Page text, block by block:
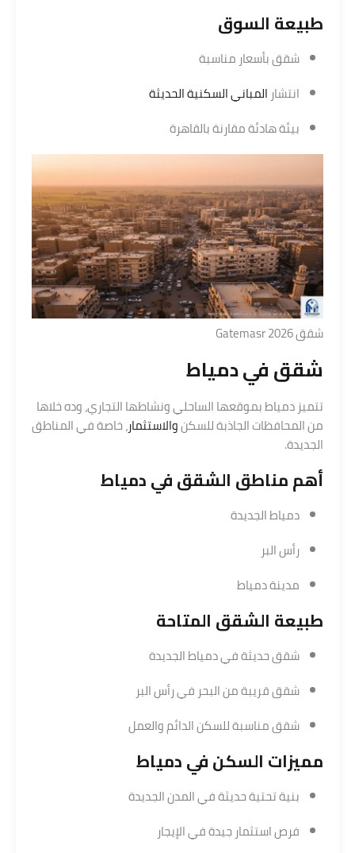
طبيعة السوق
شقق بأسعار مناسبة
انتشار المباني السكنية الحديثة
بيئة هادئة مقارنة بالقاهرة
شقق Gatemasr 2026
شقق في دمياط
تتميز دمياط بموقعها الساحلي ونشاطها التجاري، وده خلاها
من المحافظات الجاذبة للسكنوالاستثمار، خاصة في المناطق
الجديدة.
أهم مناطق الشقق في دمياط
دمياط الجديدة
رأس البر
مدينة دمياط
طبيعة الشقق المتاحة
شقق حديثة في دمياط الجديدة
شقق قريبة من البحر في رأس البر
شقق مناسبة للسكن الدائم والعمل
مميزات السكن في دمياط
بنية تحتية حديثة في المدن الجديدة
فرص استثمار جيدة في الإيجار